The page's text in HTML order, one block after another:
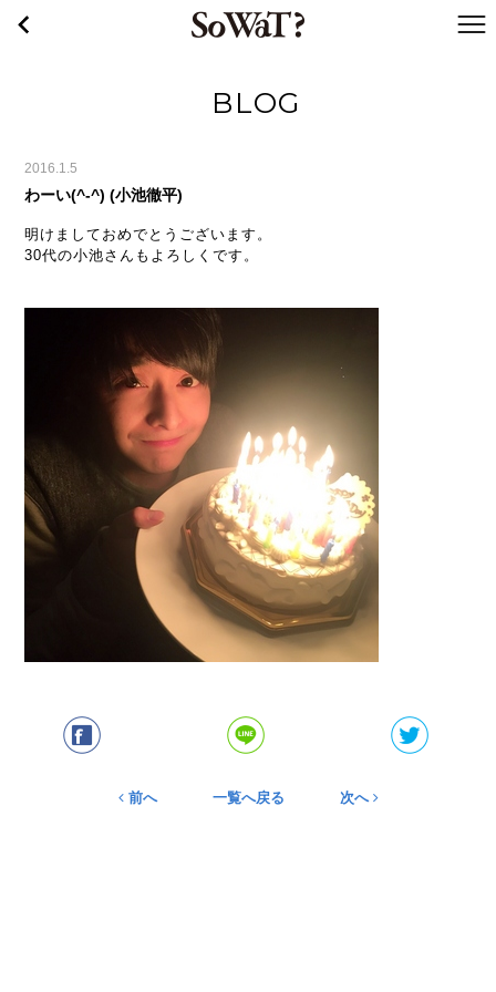
BLOG
2016.1.5
わーい(^-^) (小池徹平)
明けましておめでとうございます。
30代の小池さんもよろしくです。
前へ 一覧へ戻る 次へ